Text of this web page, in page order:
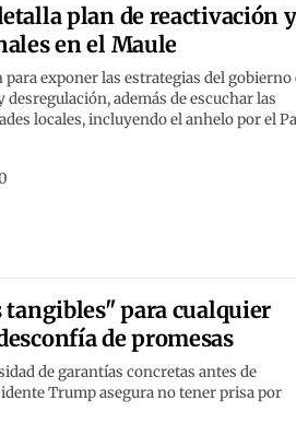
plan de reactivación y
en el Maule
exponer las estrategias del gobierno
además de escuchar las
locales, incluyendo el anhelo por el
para cualquier
de promesas
de garantías concretas antes de
Trump asegura no tener prisa por